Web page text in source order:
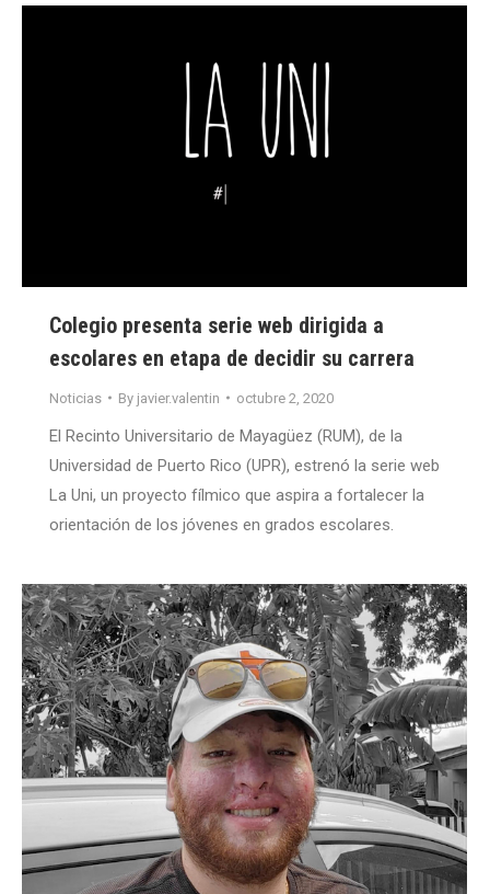
Colegio presenta serie web dirigida a
escolares en etapa de decidir su carrera
Noticias By javier.valentin octubre 2, 2020
El Recinto Universitario de Mayagüez (RUM), de la
Universidad de Puerto Rico (UPR), estrenó la serie web
La Uni, un proyecto fílmico que aspira a fortalecer la
orientación de los jóvenes en grados escolares.